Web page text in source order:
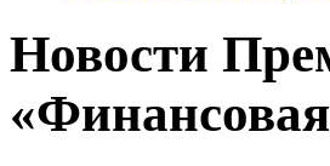
Новости